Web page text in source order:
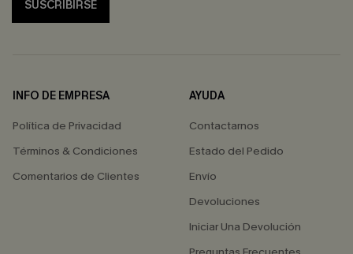
SUSCRIBIRSE
INFO DE EMPRESA
Política de Privacidad
Términos & Condiciones
Comentarios de Clientes
AYUDA
Contactarnos
Estado del Pedido
Envío
Devoluciones
Iniciar Una Devolución